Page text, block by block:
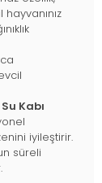
Kabı
iyileştirir.
süreli